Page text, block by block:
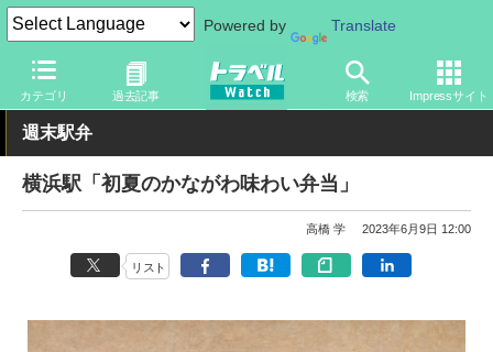
Powered by Translate
カテゴリ 過去記事 検索 Impressサイト
トラベル Watch 地域 国内旅行 関東
週末駅弁
横浜駅「初夏のかながわ味わい弁当」
高橋 学 2023年6月9日 12:00
リスト